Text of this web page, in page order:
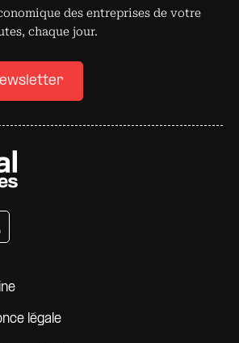
des entreprises de votre
chaque jour.
légale